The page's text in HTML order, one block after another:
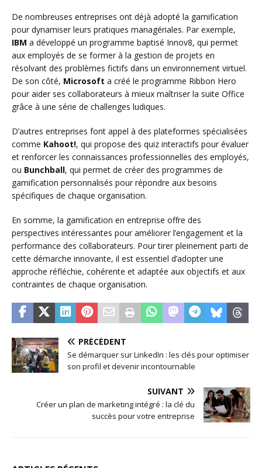
De nombreuses entreprises ont déjà adopté la gamification
pour dynamiser leurs pratiques managériales. Par exemple,
IBM a développé un programme baptisé Innov8, qui permet
aux employés de se former à la gestion de projets en
résolvant des problèmes fictifs dans un environnement virtuel.
De son côté, Microsoft a créé le programme Ribbon Hero
pour aider ses collaborateurs à mieux maîtriser la suite Office
grâce à une série de challenges ludiques.
D’autres entreprises font appel à des plateformes spécialisées
comme Kahoot!, qui propose des quiz interactifs pour évaluer
et renforcer les connaissances professionnelles des employés,
ou Bunchball, qui permet de créer des programmes de
gamification personnalisés pour répondre aux besoins
spécifiques de chaque organisation.
En somme, la gamification en entreprise offre des
perspectives intéressantes pour améliorer l’engagement et la
performance des collaborateurs. Pour tirer pleinement parti de
cette démarche innovante, il est essentiel d’adopter une
approche réfléchie, cohérente et adaptée aux objectifs et aux
contraintes de chaque organisation.
PRÉCÉDENT
Se démarquer sur LinkedIn : les clés pour optimiser
son profil et devenir incontournable
SUIVANT
Créer un plan de marketing intégré : la clé du
succès pour votre entreprise